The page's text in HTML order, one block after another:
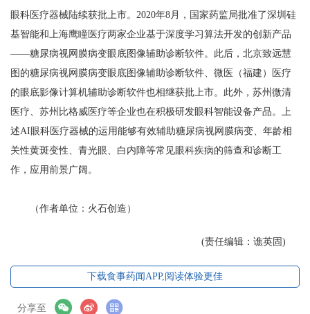
眼科医疗器械陆续获批上市。2020年8月，国家药监局批准了深圳硅
基智能和上海鹰瞳医疗两家企业基于深度学习算法开发的创新产品
——糖尿病视网膜病变眼底图像辅助诊断软件。此后，北京致远慧
图的糖尿病视网膜病变眼底图像辅助诊断软件、微医（福建）医疗
的眼底影像计算机辅助诊断软件也相继获批上市。此外，苏州微清
医疗、苏州比格威医疗等企业也在积极研发眼科智能设备产品。上
述AI眼科医疗器械的运用能够有效辅助糖尿病视网膜病变、年龄相
关性黄斑变性、青光眼、白内障等常见眼科疾病的筛查和诊断工
作，应用前景广阔。
（作者单位：火石创造）
(责任编辑：谯英固)
下载食事药闻APP,阅读体验更佳
分享至